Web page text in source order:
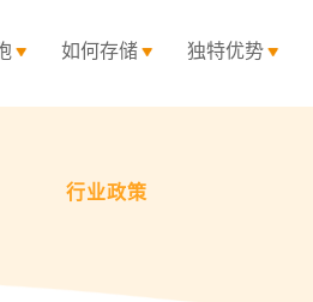
如何存储 独特优势
行业政策